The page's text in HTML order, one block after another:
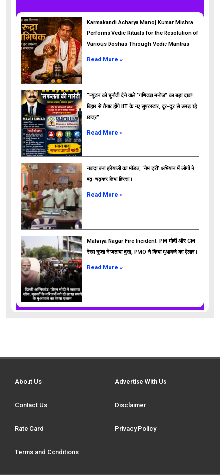
ads
Karmakandi Acharya Manoj Kumar Mishra
Performs Vedic Rituals for the Resolution of
Various Doshas Through Vedic Mantras
Read More »
“न्यूटन को चुनौती देने वाले “गणितज्ञ मनोज” का बड़ा दावा!,
बिहार से तैयार होंगे IIT के नए सुपरस्टार, दूर-दूर से उमड़ रहे
छात्र”
Read More »
नवादा बना हरियाली का मॉडल, ‘नेम ट्री’ अभियान में लोगों ने
बढ़-चढ़कर लिया हिस्सा।
Read More »
Malviya Nagar Fire Incident: PM मोदी और CM
रेखा गुप्ता ने जताया दुख, PMO ने किया मुआवजे का ऐलान।
Read More »
About Us Advertise With Us
Contact Us Disclaimer
Rate Card Privacy Policy
Terms and Conditions